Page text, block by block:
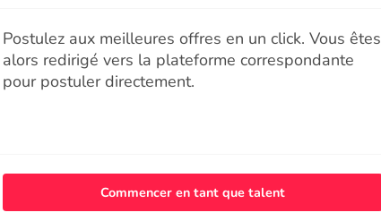
Postulez aux meilleures offres en un click. Vous êtes
alors redirigé vers la plateforme correspondante
pour postuler directement.
Commencer en tant que talent